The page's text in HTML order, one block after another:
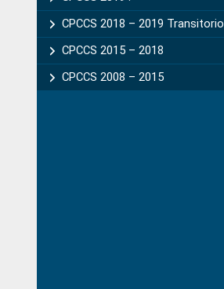
CPCCS 2018 – 2019 Transitorio
CPCCS 2015 – 2018
CPCCS 2008 – 2015